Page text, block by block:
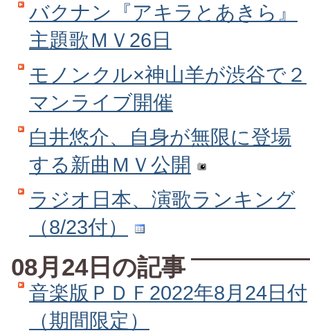
バクナン『アキラとあきら』
主題歌ＭＶ26日
モノンクル×神山羊が渋谷で２
マンライブ開催
白井悠介、自身が無限に登場
する新曲ＭＶ公開
ラジオ日本、演歌ランキング
（8/23付）
08月24日の記事
音楽版ＰＤＦ2022年8月24日付
（期間限定）